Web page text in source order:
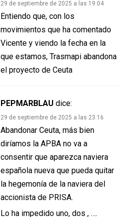
29 de septiembre de 2025 a las 19:04
Entiendo que, con los
movimientos que ha comentado
Vicente y viendo la fecha en la
que estamos, Trasmapi abandona
el proyecto de Ceuta
PEPMARBLAU dice:
29 de septiembre de 2025 a las 23:16
Abandonar Ceuta, más bien
diríamos la APBA no va a
consentir que aparezca naviera
española nueva que pueda quitar
la hegemonía de la naviera del
accionista de PRISA.
Lo ha impedido uno, dos , ….